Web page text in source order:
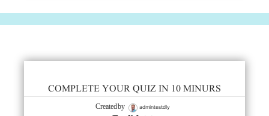
COMPLETE YOUR QUIZ IN 10 MINURS
Created by admintestdly